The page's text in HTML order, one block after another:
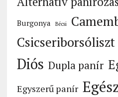
Burgonya Bécsi
Csicseriborsóliszt
Diós Dupla panír
Egyszerű panír